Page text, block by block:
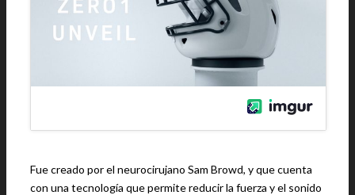
Fue creado por el neurocirujano Sam Browd, y que cuenta
con una tecnología que permite reducir la fuerza y el sonido